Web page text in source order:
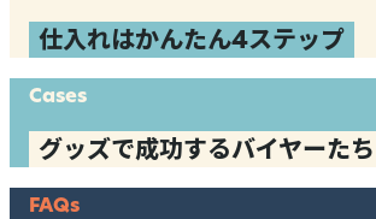
仕入れはかんたん4ステップ
Cases
グッズで成功するバイヤーたち
FAQs